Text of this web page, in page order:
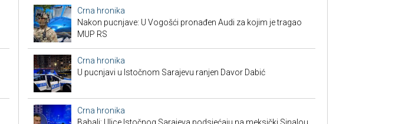
Crna hronika
Nakon pucnjave: U Vogošći pronađen Audi za kojim je tragao
MUP RS
Crna hronika
U pucnjavi u Istočnom Sarajevu ranjen Davor Dabić
Crna hronika